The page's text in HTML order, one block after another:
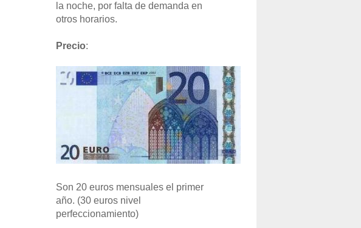
la noche, por falta de demanda en
otros horarios.
Precio:
Son 20 euros mensuales el primer
año. (30 euros nivel
perfeccionamiento)